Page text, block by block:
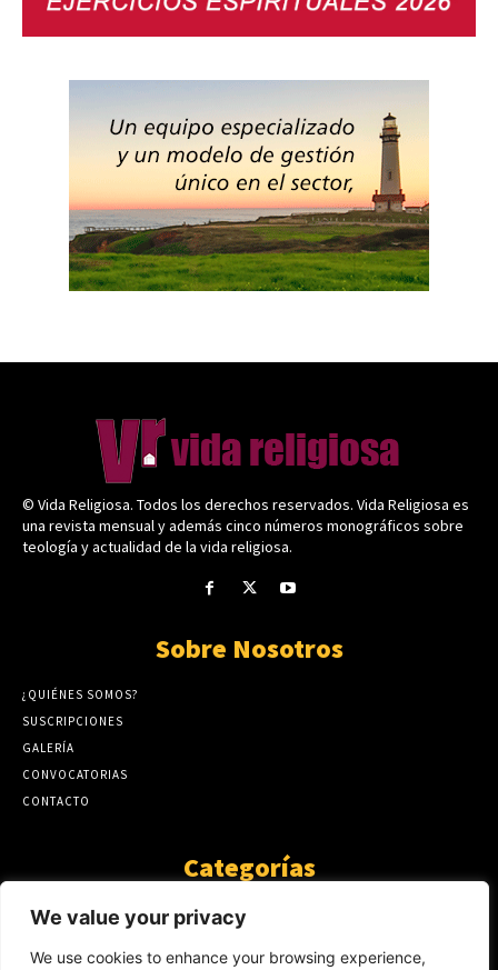
We value your privacy
We use cookies to enhance your browsing experience,
© Vida Religiosa. Todos los derechos reservados. Vida Religiosa es
una revista mensual y además cinco números monográficos sobre
teología y actualidad de la vida religiosa.
Sobre Nosotros
¿QUIÉNES SOMOS?
SUSCRIPCIONES
GALERÍA
CONVOCATORIAS
CONTACTO
Categorías
ARTÍCULOS
GUANTE DE SEDA
AL CALOR DE LA PALABRA